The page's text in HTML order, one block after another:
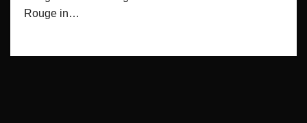
Rouge in…